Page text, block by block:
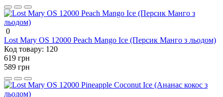
0
Lost Mary OS 12000 Peach Mango Ice (Персик Манго з льодом)
Код товару: 120
619 грн
589 грн